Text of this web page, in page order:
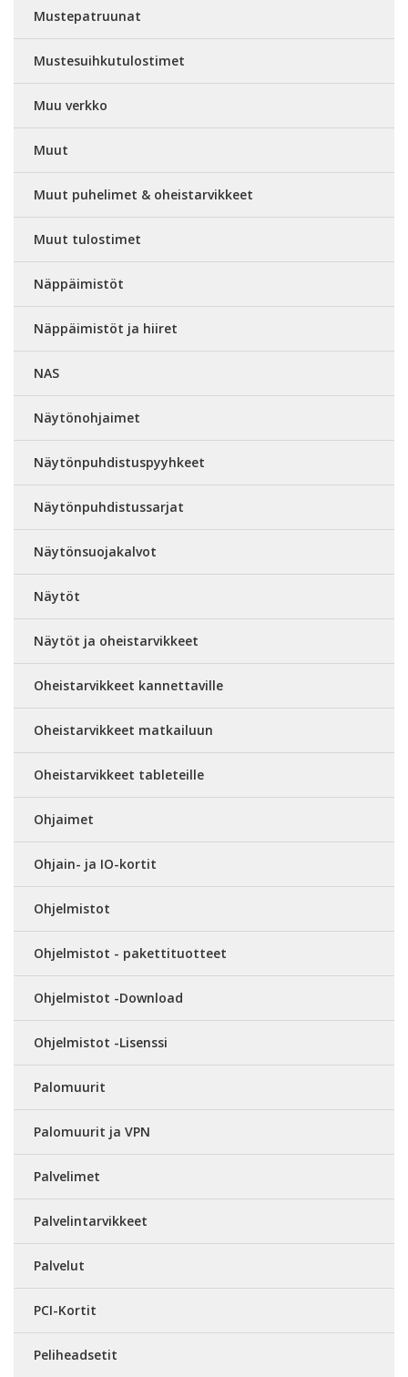
Mustepatruunat
Mustesuihkutulostimet
Muu verkko
Muut
Muut puhelimet & oheistarvikkeet
Muut tulostimet
Näppäimistöt
Näppäimistöt ja hiiret
NAS
Näytönohjaimet
Näytönpuhdistuspyyhkeet
Näytönpuhdistussarjat
Näytönsuojakalvot
Näytöt
Näytöt ja oheistarvikkeet
Oheistarvikkeet kannettaville
Oheistarvikkeet matkailuun
Oheistarvikkeet tableteille
Ohjaimet
Ohjain- ja IO-kortit
Ohjelmistot
Ohjelmistot - pakettituotteet
Ohjelmistot -Download
Ohjelmistot -Lisenssi
Palomuurit
Palomuurit ja VPN
Palvelimet
Palvelintarvikkeet
Palvelut
PCI-Kortit
Peliheadsetit